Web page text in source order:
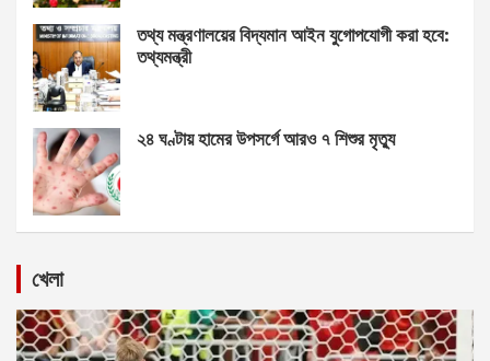
তথ্য মন্ত্রণালয়ের বিদ্যমান আইন যুগোপযোগী করা হবে:
তথ্যমন্ত্রী
২৪ ঘণ্টায় হামের উপসর্গে আরও ৭ শিশুর মৃত্যু
খেলা